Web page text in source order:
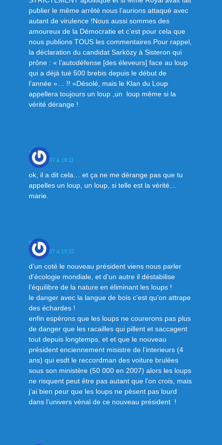
publier le même arrêté nous l’aurions attaqué avec
autant de virulence !Nous aussi sommes des
amoureux de la Démocratie et c’est pour cela que
nous publions TOUS les commentaires.Pour rappel,
la déclaration du candidat Sarközy à Sisteron qui
prône : « l’autodéfense [des éleveurs] face au loup
qui a déjà tué 500 brebis depuis le début de
l’année »… !! »Désolé, mais le Klan du Loup
appellera toujours un loup ,un loup même si la
vérité dérange !
marie
9 mai 2007 à 19:11
ok, il a dit cela… et ça ne me dérange pas que tu
appelles un loup, un loup, si telle est la vérité…
marie.
DOM
9 mai 2007 à 19:32
d’un coté le nouveau président viens nous parler
d’écologie mondiale, et d’un autre il déstabilise
l’équilibre de la nature en éliminant les loups !
le danger avec la langue de bois c’est qu’on attrape
des échardes !
enfin espèrons que les loups ne courerons pas plus
de danger que les racailles qui pillent et saccagent
tout depuis longtemps, et et que le nouveau
président enciennement misistre de l’interieurs (4
ans) qui esdt le reccordman des voiture brulées
sous son ministère (50 000 en 2007) alors les loups
ne risquent peut être pas autant que l’on crois, mais
j’ai bien peur que les loups ne pèsent pas lourd
dans l’univers vénal de ce nouveau président !